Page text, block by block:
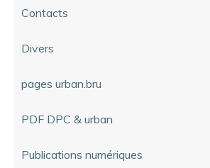
Contacts
Divers
pages urban.bru
PDF DPC & urban
Publications numériques